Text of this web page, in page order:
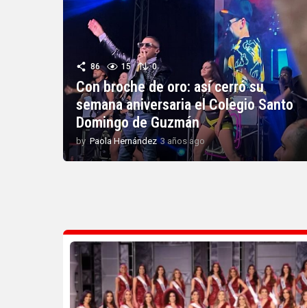
86 15 0
Con broche de oro: así cerró su
semana aniversaria el Colegio Santo
Domingo de Guzmán
by Paola Hernández 3 años ago3
a
o